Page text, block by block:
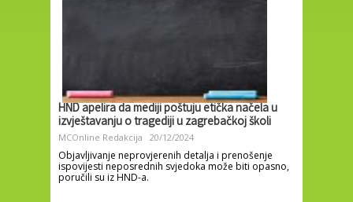
HND apelira da mediji poštuju etička načela u
izvještavanju o tragediji u zagrebačkoj školi
MCOnline Redakcija 20/12/2024
Objavljivanje neprovjerenih detalja i prenošenje
ispovijesti neposrednih svjedoka može biti opasno,
poručili su iz HND-a.